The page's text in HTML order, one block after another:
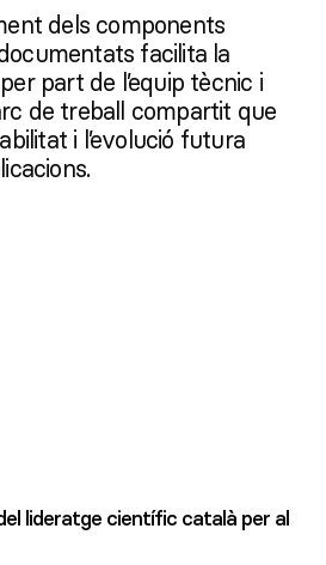
dels components
facilita la
part de l’equip tècnic i
de treball compartit que
i l’evolució futura
lideratge científic català per al